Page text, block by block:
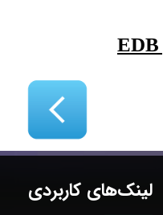
لینک‌های کاربردی